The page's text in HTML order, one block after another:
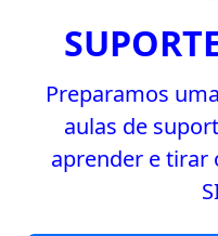
Preparamos
aulas de
aprender e tirar